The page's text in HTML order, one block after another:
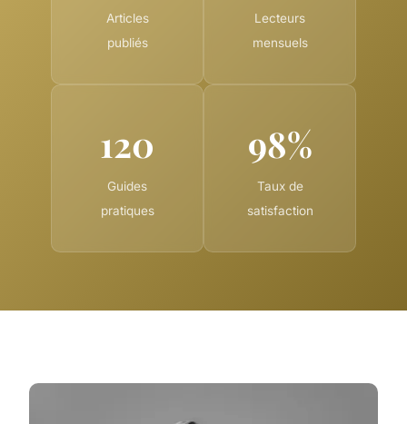
Articles
publiés
Lecteurs
mensuels
120
Guides
pratiques
98%
Taux de
satisfaction